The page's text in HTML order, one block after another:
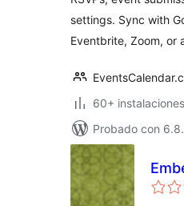
settings. Sync with
Eventbrite, Zoom, or
60+
Probado con